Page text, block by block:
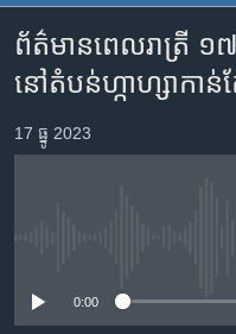
ទំព័រ​
ព័ត៌មាន​​
តែ​
រំលង​
សម្ព័ន្ធ​
ហេឡូវីអូអេ
កម្ពុជាច្នៃប្រតិដ្ឋ
ព្រឹត្តិការណ៍ព័ត៌មាន
Khmer English
ព័ត៌មាន​ពេល​រាត្រី ១
នៅ​តំបន់​ហ្កាហ្សា​កាន់
17 ធ្នូ 2023
0:00